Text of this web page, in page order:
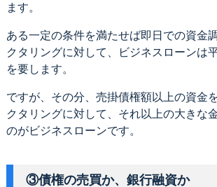
ます。
ある一定の条件を満たせば即日での資金
クタリングに対して、ビジネスローンは
を要します。
ですが、その分、売掛債権額以上の資金
クタリングに対して、それ以上の大きな
のがビジネスローンです。
③債権の売買か、銀行融資か